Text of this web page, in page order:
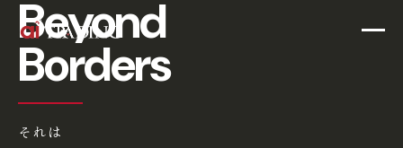
Beyond
Borders
それは